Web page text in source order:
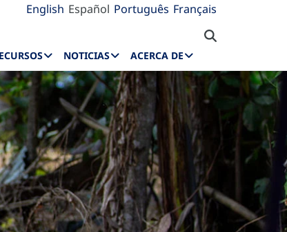
English Español Português Français
NOTICIAS ACERCA DE